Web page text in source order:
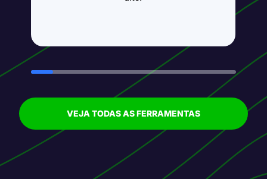
VEJA TODAS AS FERRAMENTAS